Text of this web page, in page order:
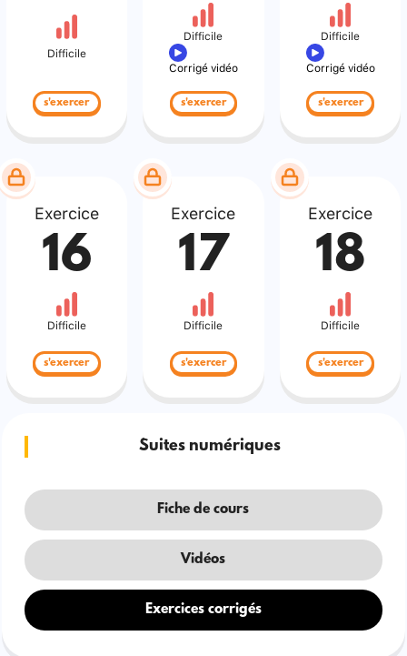
Difficile
s'exercer
Difficile
Corrigé vidéo
s'exercer
Difficile
Corrigé vidéo
s'exercer
Exercice
16
Difficile
s'exercer
Exercice
17
Difficile
s'exercer
Exercice
18
Difficile
s'exercer
Suites numériques
Fiche de cours
Vidéos
Exercices corrigés